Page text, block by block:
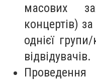
масових
концертів)
однієї
відвідувачів.